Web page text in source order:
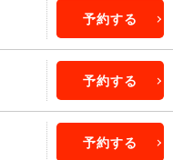
予約する
予約する
予約する